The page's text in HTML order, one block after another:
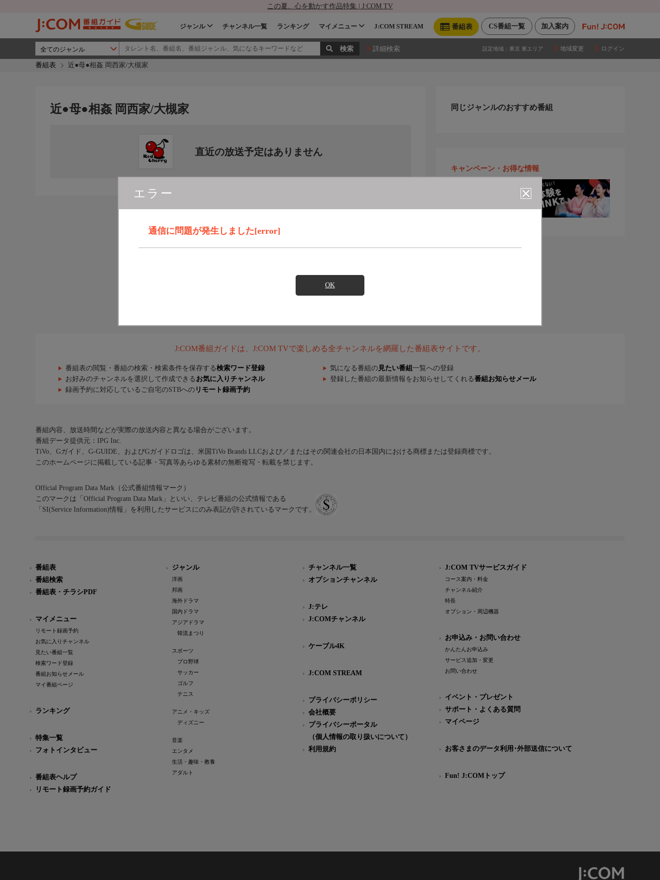
この夏、心を動かす作品特集 | J:COM TV
加入案内
CS番組一覧
番組表
ジャンル チャンネル一覧 ランキング マイメニュー J:COM STREAM
詳細検索 設定地域： 東京 東エリア 地域変更 ログイン
番組表 近●母●相姦 岡西家/大槻家
エラー
通信に問題が発生しました[error]
OK
近●母●相姦 岡西家/大槻家
直近の放送予定はありません
同じジャンルのおすすめ番組
キャンペーン・お得な情報
J:COM番組ガイドは、J:COM TVで楽しめる全チャンネルを網羅した番組表サイトです。
番組表の閲覧・番組の検索・検索条件を保存する検索ワード登録 気になる番組の 見たい番組 一覧への登録
お好みのチャンネルを選択して作成できる お気に入りチャンネル 登録した番組の最新情報をお知らせしてくれる番組お知らせメール
録画予約に対応しているご自宅のSTBへの リモート録画予約
番組内容、放送時間などが実際の放送内容と異なる場合がございます。
番組データ提供元：IPG Inc.
TiVo、Gガイド、G-GUIDE、およびGガイドロゴは、米国TiVo Brands LLCおよび／またはその関連会社の日本国内における商標または登録商標です。
このホームページに掲載している記事・写真等あらゆる素材の無断複写・転載を禁じます。
Official Program Data Mark（公式番組情報マーク）
このマークは「Official Program Data Mark」といい、テレビ番組の公式情報である
「SI(Service Information)情報」を利用したサービスにのみ表記が許されているマークです。
番組表
番組検索
番組表・チラシPDF
マイメニュー
リモート録画予約
お気に入りチャンネル
見たい番組一覧
検索ワード登録
番組お知らせメール
マイ番組ページ
ランキング
特集一覧
フォトインタビュー
番組表ヘルプ
リモート録画予約ガイド
ジャンル
洋画
邦画
海外ドラマ
国内ドラマ
アジアドラマ
韓流まつり
スポーツ
プロ野球
サッカー
ゴルフ
テニス
アニメ・キッズ
ディズニー
音楽
エンタメ
生活・趣味・教養
アダルト
チャンネル一覧
オプションチャンネル
J:テレ
J:COMチャンネル
ケーブル4K
J:COM STREAM
プライバシーポリシー
会社概要
プライバシーポータル
（個人情報の取り扱いについて）
利用規約
J:COM TVサービスガイド
コース案内・料金
チャンネル紹介
特長
オプション・周辺機器
お申込み・お問い合わせ
かんたんお申込み
サービス追加・変更
お問い合わせ
イベント・プレゼント
サポート・よくある質問
マイページ
お客さまのデータ利用･外部送信について
Fun! J:COMトップ